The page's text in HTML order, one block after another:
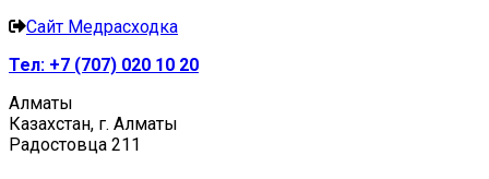
Сайт Медрасходка
Тел: +7 (707) 020 10 20
Алматы
Казахстан, г. Алматы
Радостовца 211